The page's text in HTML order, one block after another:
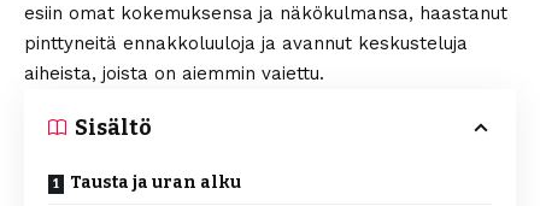
esiin omat kokemuksensa ja näkökulmansa, haastanut
pinttyneitä ennakkoluuloja ja avannut keskusteluja
aiheista, joista on aiemmin vaiettu.
Sisältö
Tausta ja uran alku